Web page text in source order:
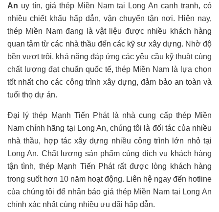
An uy tín, giá thép Miền Nam tại Long An cạnh tranh, có
nhiều chiết khấu hấp dẫn, vận chuyển tận nơi. Hiện nay,
thép Miền Nam đang là vật liệu được nhiều khách hàng
quan tâm từ các nhà thầu đến các kỹ sư xây dựng. Nhờ độ
bền vượt trội, khả năng đáp ứng các yêu cầu kỹ thuật cùng
chất lượng đạt chuẩn quốc tế, thép Miền Nam là lựa chọn
tốt nhất cho các công trình xây dựng, đảm bảo an toàn và
tuổi thọ dự án.
Đại lý thép Mạnh Tiến Phát là nhà cung cấp thép Miền
Nam chính hãng tại Long An, chúng tôi là đối tác của nhiều
nhà thầu, hợp tác xây dựng nhiều công trình lớn nhỏ tại
Long An. Chất lượng sản phẩm cùng dịch vụ khách hàng
tận tình, thép Mạnh Tiến Phát rất được lòng khách hàng
trong suốt hơn 10 năm hoạt động. Liên hệ ngay đến hotline
của chúng tôi để nhận báo giá thép Miền Nam tại Long An
chính xác nhất cùng nhiều ưu đãi hấp dẫn.